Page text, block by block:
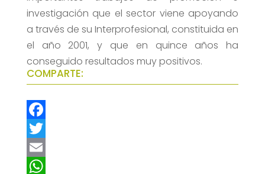
investigación que el sector viene apoyando
a través de su Interprofesional, constituida en
el año 2001, y que en quince años ha
conseguido resultados muy positivos.
COMPARTE:
F
a
c
T
w
E